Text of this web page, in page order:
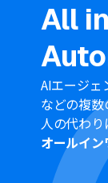
とが可能
Reddit、
れぞれと
トリガー
間隔を選
プランに
ください。
「書類を
Driveの格
All
AIエージェ
などの複数
人の代わ
オールイ